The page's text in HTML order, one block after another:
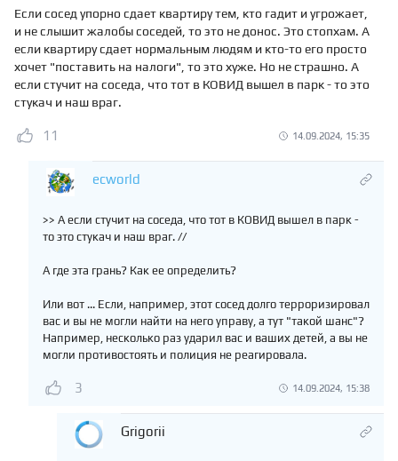
Если сосед упорно сдает квартиру тем, кто гадит и угрожает,
и не слышит жалобы соседей, то это не донос. Это стопхам. А
если квартиру сдает нормальным людям и кто-то его просто
хочет "поставить на налоги", то это хуже. Но не страшно. А
если стучит на соседа, что тот в КОВИД вышел в парк - то это
стукач и наш враг.
11 14.09.2024, 15:35
ecworld
>> А если стучит на соседа, что тот в КОВИД вышел в парк -
то это стукач и наш враг. //
А где эта грань? Как ее определить?
Или вот ... Если, например, этот сосед долго терроризировал
вас и вы не могли найти на него управу, а тут "такой шанс"?
Например, несколько раз ударил вас и ваших детей, а вы не
могли противостоять и полиция не реагировала.
3 14.09.2024, 15:38
Grigorii